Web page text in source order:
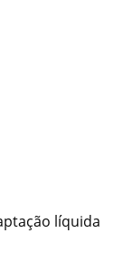
líquida